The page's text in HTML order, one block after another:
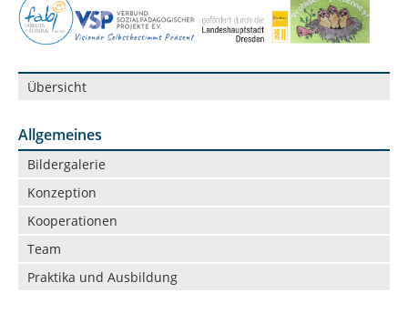
Navigation
überspringen
Übersicht
Allgemeines
Navigation
überspringen
Bildergalerie
Konzeption
Kooperationen
Team
Praktika und Ausbildung